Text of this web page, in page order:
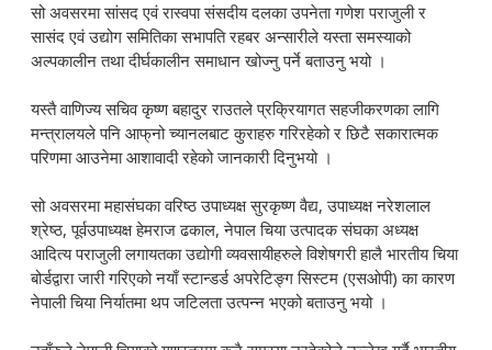
सो अवसरमा सांसद एवं रास्वपा संसदीय दलका उपनेता गणेश पराजुली र
सासंद एवं उद्योग समितिका सभापति रहबर अन्सारीले यस्ता समस्याको
अल्पकालीन तथा दीर्घकालीन समाधान खोज्नु पर्ने बताउनु भयो ।
यस्तै वाणिज्य सचिव कृष्ण बहादुर राउतले प्रक्रियागत सहजीकरणका लागि
मन्त्रालयले पनि आफ्‌नो च्यानलबाट कुराहरु गरिरहेको र छिटै सकारात्मक
परिणमा आउनेमा आशावादी रहेको जानकारी दिनुभयो ।
सो अवसरमा महासंघका वरिष्ठ उपाध्यक्ष सुरकृष्ण वैद्य, उपाध्यक्ष नरेशलाल
श्रेष्ठ, पूर्वउपाध्यक्ष हेमराज ढकाल, नेपाल चिया उत्पादक संघका अध्यक्ष
आदित्य पराजुली लगायतका उद्योगी व्यवसायीहरुले विशेषगरी हालै भारतीय चिया
बोर्डद्वारा जारी गरिएको नयाँ स्टान्डर्ड अपरेटिङ्ग सिस्टम (एसओपी) का कारण
नेपाली चिया निर्यातमा थप जटिलता उत्पन्न भएको बताउनु भयो ।